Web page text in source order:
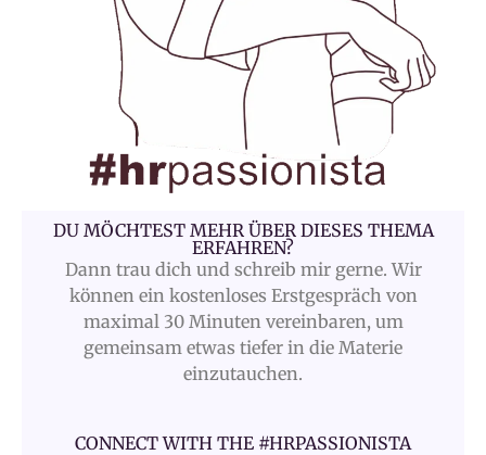
DU MÖCHTEST MEHR ÜBER DIESES THEMA
ERFAHREN?
Dann trau dich und schreib mir gerne. Wir
können ein kostenloses Erstgespräch von
maximal 30 Minuten vereinbaren, um
gemeinsam etwas tiefer in die Materie
einzutauchen.
CONNECT WITH THE #HRPASSIONISTA